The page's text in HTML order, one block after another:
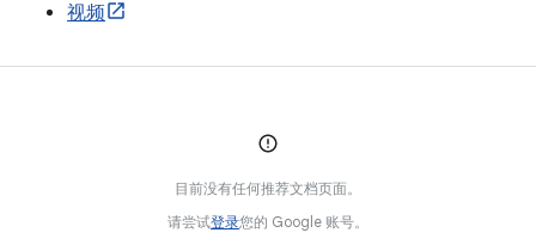
视频
目前没有任何推荐文档页面。
请尝试登录您的 Google 账号。